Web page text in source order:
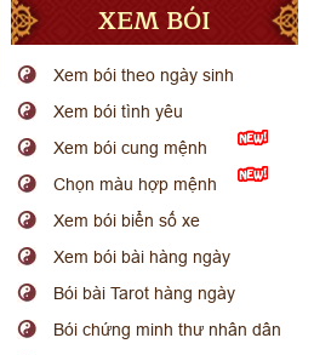
XEM BÓI
Xem bói theo ngày sinh
Xem bói tình yêu
Xem bói cung mệnh
Chọn màu hợp mệnh
Xem bói biển số xe
Xem bói bài hàng ngày
Bói bài Tarot hàng ngày
Bói chứng minh thư nhân dân